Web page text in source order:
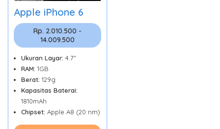
Apple iPhone 6
Rp. 2.010.500 -
14.009.500
Ukuran Layar: 4.7"
RAM: 1GB
Berat: 129g
Kapasitas Baterai:
1810mAh
Chipset: Apple A8 (20 nm)